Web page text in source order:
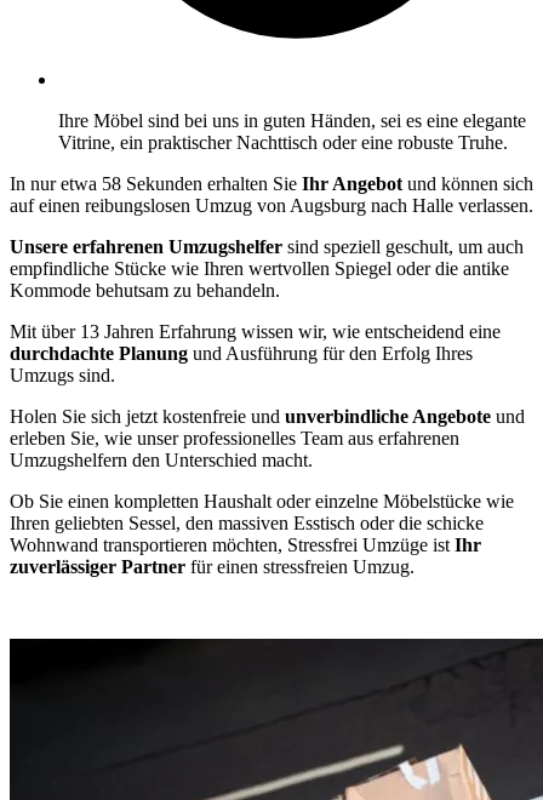
Ihre Möbel sind bei uns in guten Händen, sei es eine elegante
Vitrine, ein praktischer Nachttisch oder eine robuste Truhe.
In nur etwa 58 Sekunden erhalten Sie Ihr Angebot und können sich
auf einen reibungslosen Umzug von Augsburg nach Halle verlassen.
Unsere erfahrenen Umzugshelfer sind speziell geschult, um auch
empfindliche Stücke wie Ihren wertvollen Spiegel oder die antike
Kommode behutsam zu behandeln.
Mit über 13 Jahren Erfahrung wissen wir, wie entscheidend eine
durchdachte Planung und Ausführung für den Erfolg Ihres
Umzugs sind.
Holen Sie sich jetzt kostenfreie und unverbindliche Angebote und
erleben Sie, wie unser professionelles Team aus erfahrenen
Umzugshelfern den Unterschied macht.
Ob Sie einen kompletten Haushalt oder einzelne Möbelstücke wie
Ihren geliebten Sessel, den massiven Esstisch oder die schicke
Wohnwand transportieren möchten, Stressfrei Umzüge ist Ihr
zuverlässiger Partner für einen stressfreien Umzug.